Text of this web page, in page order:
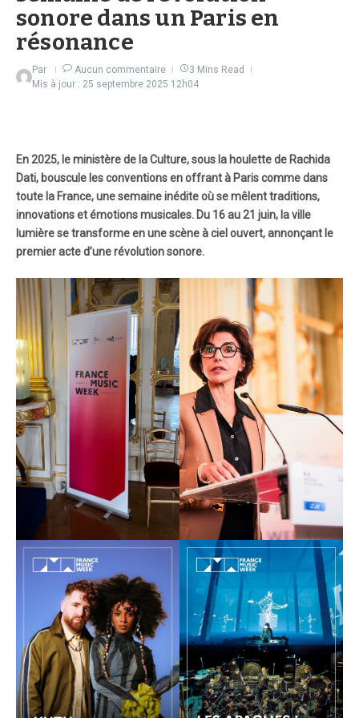
sonore dans un Paris en
résonance
Par Aucun commentaire
3 Mins Read
Mis à jour : 25 septembre 2025 12h04
En 2025, le ministère de la Culture, sous la houlette de Rachida
Dati, bouscule les conventions en offrant à Paris comme dans
toute la France, une semaine inédite où se mêlent traditions,
innovations et émotions musicales. Du 16 au 21 juin, la ville
lumière se transforme en une scène à ciel ouvert, annonçant le
premier acte d’une révolution sonore.